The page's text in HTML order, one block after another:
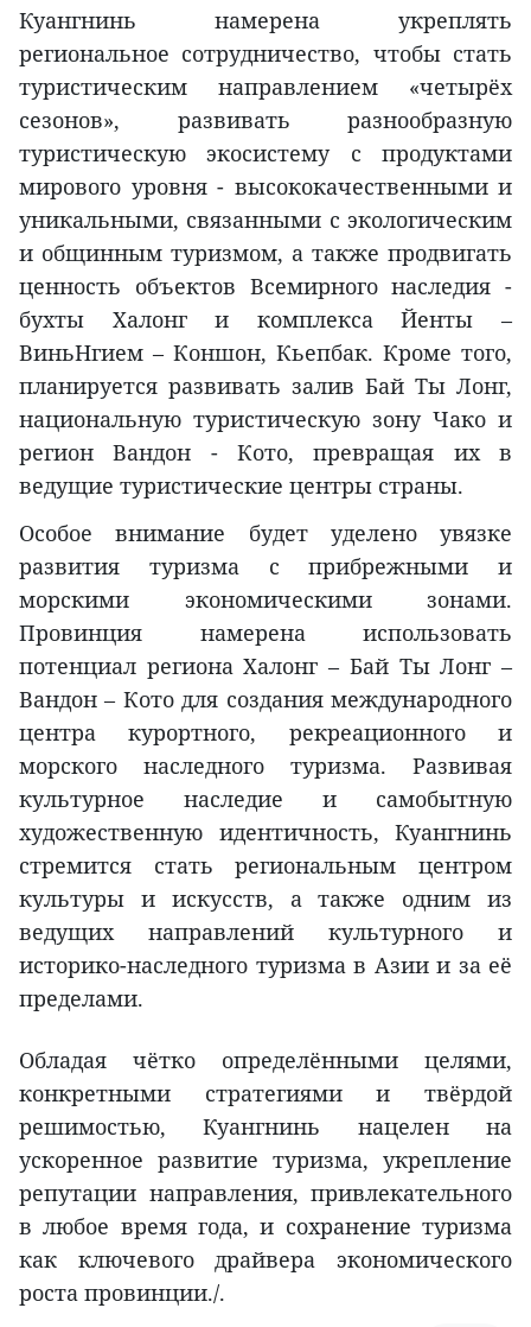
Куангнинь намерена укреплять
региональное сотрудничество, чтобы стать
туристическим направлением «четырёх
сезонов», развивать разнообразную
туристическую экосистему с продуктами
мирового уровня - высококачественными и
уникальными, связанными с экологическим
и общинным туризмом, а также продвигать
ценность объектов Всемирного наследия -
бухты Халонг и комплекса Йенты –
ВиньНгием – Коншон, Кьепбак. Кроме того,
планируется развивать залив Бай Ты Лонг,
национальную туристическую зону Чако и
регион Вандон - Кото, превращая их в
ведущие туристические центры страны.
Особое внимание будет уделено увязке
развития туризма с прибрежными и
морскими экономическими зонами.
Провинция намерена использовать
потенциал региона Халонг – Бай Ты Лонг –
Вандон – Кото для создания международного
центра курортного, рекреационного и
морского наследного туризма. Развивая
культурное наследие и самобытную
художественную идентичность, Куангнинь
стремится стать региональным центром
культуры и искусств, а также одним из
ведущих направлений культурного и
историко-наследного туризма в Азии и за её
пределами.
Обладая чётко определёнными целями,
конкретными стратегиями и твёрдой
решимостью, Куангнинь нацелен на
ускоренное развитие туризма, укрепление
репутации направления, привлекательного
в любое время года, и сохранение туризма
как ключевого драйвера экономического
роста провинции./.